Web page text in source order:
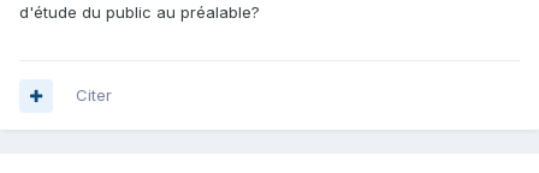
d'étude du public au préalable?
Citer